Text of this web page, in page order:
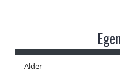
Alder